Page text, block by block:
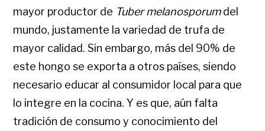
mayor productor de Tuber melanosporumdel
mundo, justamente la variedad de trufa de
mayor calidad. Sin embargo, más del 90% de
este hongo se exporta a otros países, siendo
necesario educar al consumidor local para que
lo integre en la cocina. Y es que, aún falta
tradición de consumo y conocimiento del